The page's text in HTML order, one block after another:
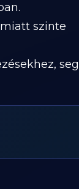
szinte